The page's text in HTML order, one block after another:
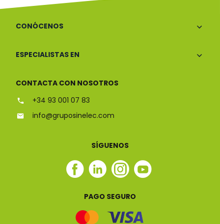
CONÓCENOS
ESPECIALISTAS EN
CONTACTA CON NOSOTROS
+34 93 001 07 83
info@gruposinelec.com
SÍGUENOS
Facebook
Linkedin
Instagram
Youtube
PAGO SEGURO